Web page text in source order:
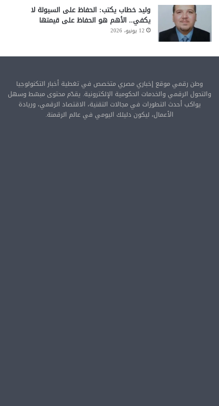
وليد خطاب يكتب: الحفاظ على السيولة لا
يكفي.. الأهم هو الحفاظ على قيمتها
12 يونيو، 2026
وطن رقمي موقع إخباري مصري متخصص في تغطية أخبار التكنولوجيا
والتحول الرقمي والخدمات الحكومية الإلكترونية. يقدّم محتوى مبسّط وسهل
يواكب أحدث التطورات في مجالات التقنية، الاقتصاد الرقمي، وريادة
الأعمال، ليكون دليلك اليومي في عالم الرقمنة.